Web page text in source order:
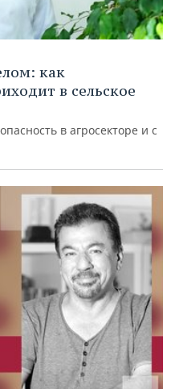
как
в сельское
в агросекторе и с